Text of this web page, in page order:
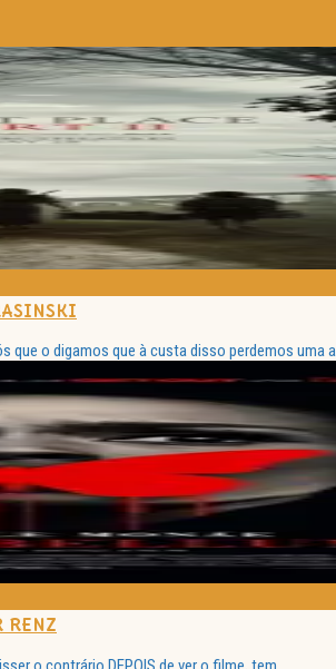
o digamos que à custa disso perdemos uma
RENZ